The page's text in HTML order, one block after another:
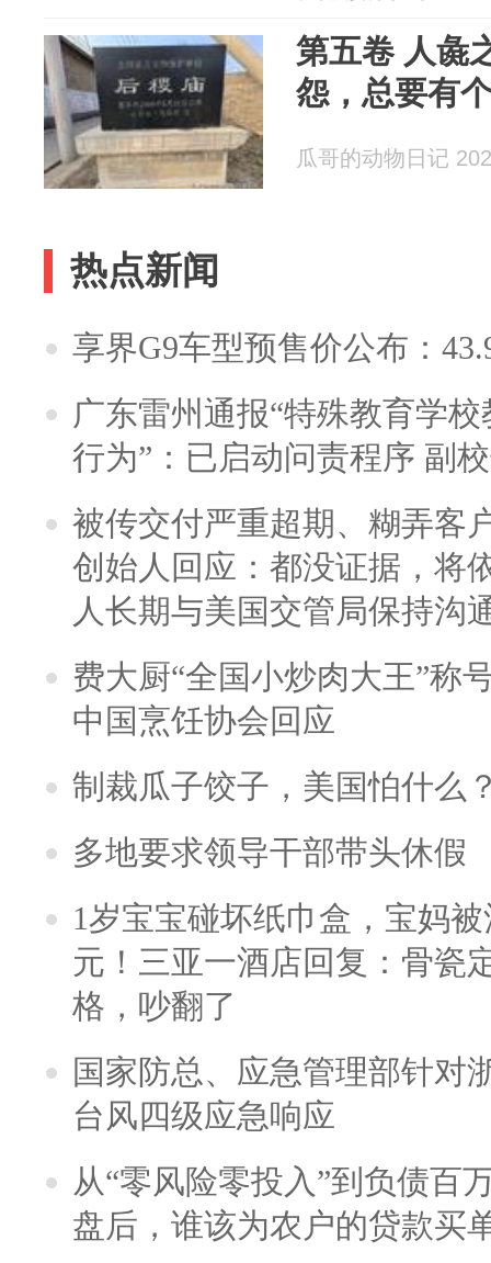
第五卷 人彘
怨，总要有
瓜哥的动物日记
热点新闻
享界G9车型预售价公布：
广东雷州通报“特殊教育学
行为”：已启动问责程序 副
被传交付严重超期、糊弄客
创始人回应：都没证据，将
人长期与美国交管局保持沟
费大厨“全国小炒肉大王”称
中国烹饪协会回应
制裁瓜子饺子，美国怕什么
多地要求领导干部带头休假
1岁宝宝碰坏纸巾盒，宝妈
元！三亚一酒店回复：骨瓷
格，吵翻了
国家防总、应急管理部针对
台风四级应急响应
从“零风险零投入”到负债百
盘后，谁该为农户的贷款买